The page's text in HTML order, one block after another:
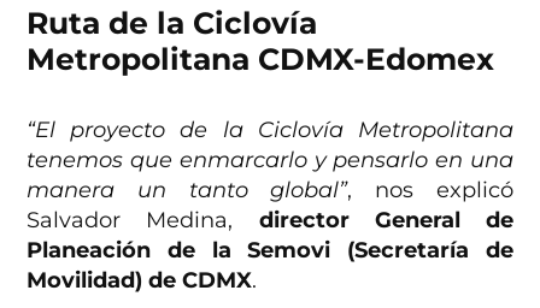
Ruta de la Ciclovía
Metropolitana CDMX-Edomex
“El proyecto de la Ciclovía Metropolitana
tenemos que enmarcarlo y pensarlo en una
manera un tanto global”, nos explicó
Salvador Medina, director General de
Planeación de la Semovi (Secretaría de
Movilidad) de CDMX.